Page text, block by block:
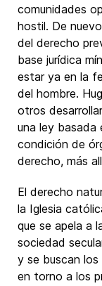
comunidades
hostil. De
del derecho
base jurídica
estar ya en la
del hombre.
otros
una ley basada
condición de
derecho, más
El derecho
la Iglesia
que se apela a
sociedad
y se buscan
en torno a los